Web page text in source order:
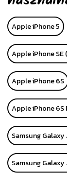
Apple iPhone 5
Apple iPhone SE
Apple iPhone 6S
Apple iPhone 6S
Samsung
Samsung